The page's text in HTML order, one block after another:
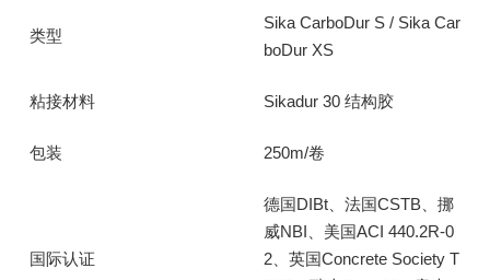
类型
Sika CarboDur S / Sika Car
boDur XS
粘接材料 Sikadur 30 结构胶
包装 250m/卷
国际认证
德国DIBt、法国CSTB、挪
威NBI、美国ACI 440.2R-0
2、英国Concrete Society T